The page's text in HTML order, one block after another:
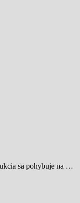
sa pohybuje na …